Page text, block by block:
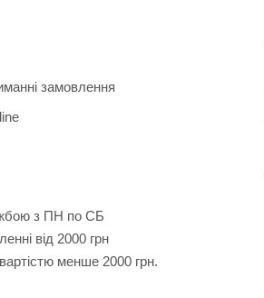
замовлення
з ПН по СБ
від 2000 грн
менше 2000 грн.